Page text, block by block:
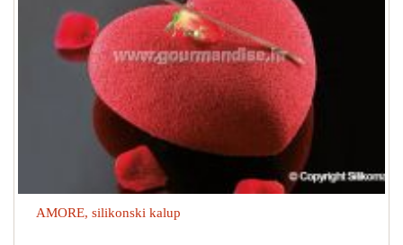
AMORE, silikonski kalup